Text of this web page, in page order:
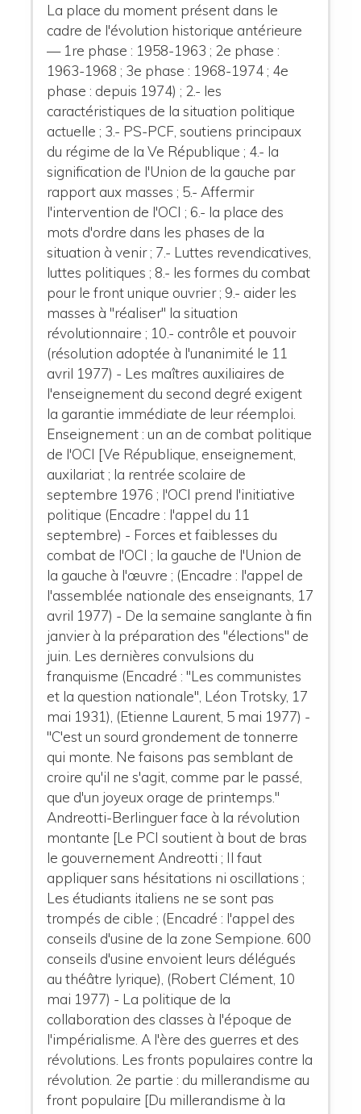
La place du moment présent dans le
cadre de l'évolution historique antérieure
— 1re phase : 1958-1963 ; 2e phase :
1963-1968 ; 3e phase : 1968-1974 ; 4e
phase : depuis 1974) ; 2.- les
caractéristiques de la situation politique
actuelle ; 3.- PS-PCF, soutiens principaux
du régime de la Ve République ; 4.- la
signification de l'Union de la gauche par
rapport aux masses ; 5.- Affermir
l'intervention de l'OCI ; 6.- la place des
mots d'ordre dans les phases de la
situation à venir ; 7.- Luttes revendicatives,
luttes politiques ; 8.- les formes du combat
pour le front unique ouvrier ; 9.- aider les
masses à "réaliser" la situation
révolutionnaire ; 10.- contrôle et pouvoir
(résolution adoptée à l'unanimité le 11
avril 1977) - Les maîtres auxiliaires de
l'enseignement du second degré exigent
la garantie immédiate de leur réemploi.
Enseignement : un an de combat politique
de l'OCI [Ve République, enseignement,
auxilariat ; la rentrée scolaire de
septembre 1976 ; l'OCI prend l'initiative
politique (Encadre : l'appel du 11
septembre) - Forces et faiblesses du
combat de l'OCI ; la gauche de l'Union de
la gauche à l'œuvre ; (Encadre : l'appel de
l'assemblée nationale des enseignants, 17
avril 1977) - De la semaine sanglante à fin
janvier à la préparation des "élections" de
juin. Les dernières convulsions du
franquisme (Encadré : "Les communistes
et la question nationale", Léon Trotsky, 17
mai 1931), (Etienne Laurent, 5 mai 1977) -
"C'est un sourd grondement de tonnerre
qui monte. Ne faisons pas semblant de
croire qu'il ne s'agit, comme par le passé,
que d'un joyeux orage de printemps."
Andreotti-Berlinguer face à la révolution
montante [Le PCI soutient à bout de bras
le gouvernement Andreotti ; Il faut
appliquer sans hésitations ni oscillations ;
Les étudiants italiens ne se sont pas
trompés de cible ; (Encadré : l'appel des
conseils d'usine de la zone Sempione. 600
conseils d'usine envoient leurs délégués
au théâtre lyrique), (Robert Clément, 10
mai 1977) - La politique de la
collaboration des classes à l'époque de
l'impérialisme. A l'ère des guerres et des
révolutions. Les fronts populaires contre la
révolution. 2e partie : du millerandisme au
front populaire [Du millerandisme à la